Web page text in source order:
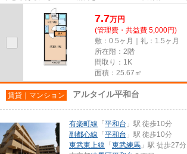
7.7万円
(管理費・共益費 5,000円)
敷：0.5ヶ月｜礼：1.5ヶ月
所在階：2階
間取り：1K
面積：25.67㎡
賃貸｜マンション アルタイル平和台
有楽町線 「 平和台 」駅 徒歩10分
副都心線 「 平和台 」駅 徒歩10分
東武東上線 「 東武練馬 」駅 徒歩27分